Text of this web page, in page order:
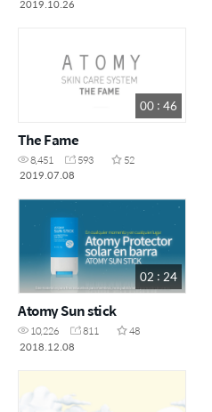
2019.10.26
00 : 46
The Fame
8,451 593
52
2019.07.08
02 : 24
Atomy Sun stick
10,226 811
48
2018.12.08